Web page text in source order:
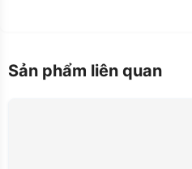
Sản phẩm liên quan